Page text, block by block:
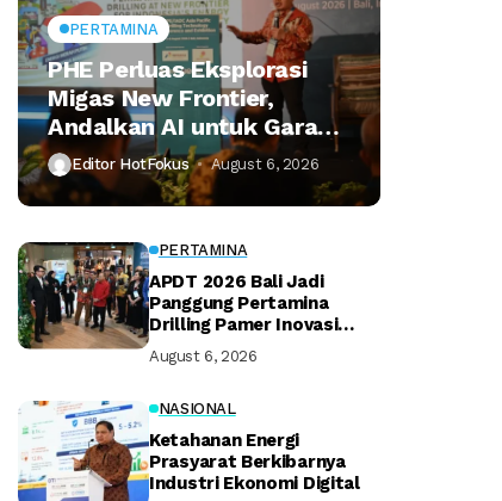
PERTAMINA
PHE Perluas Eksplorasi
Migas New Frontier,
Andalkan AI untuk Garap
Shale Oil dan Deepwater
Editor HotFokus August 6, 2026
PERTAMINA
APDT 2026 Bali Jadi
Panggung Pertamina
Drilling Pamer Inovasi
August 6, 2026
NASIONAL
Ketahanan Energi
Prasyarat Berkibarnya
Industri Ekonomi Digital